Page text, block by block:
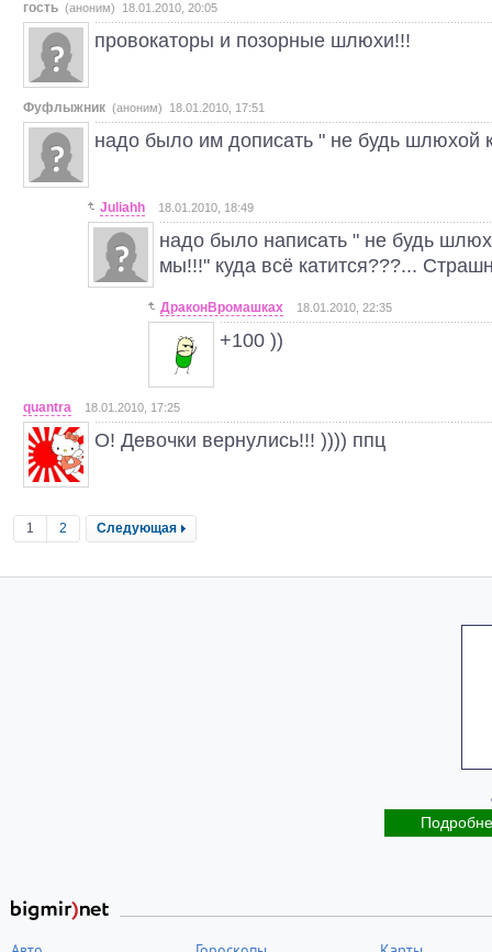
гость (аноним) 18.01.2010, 20:05
провокаторы и позорные шлюхи!!!
Фуфлыжник (аноним) 18.01.2010, 17:51
надо было им дописать " не будь шлюхой
Juliahh 18.01.2010, 18:49
надо было написать " не будь
мы!!!" куда всё катится???...
ДраконВромашках 18.01.2010, 22:35
+100 ))
quantra 18.01.2010, 17:25
О! Девочки вернулись!!! )))) ппц
1 2 Следующая